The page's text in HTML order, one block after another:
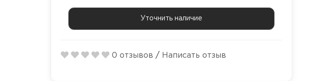
Уточнить наличие
0 отзывов / Написать отзыв